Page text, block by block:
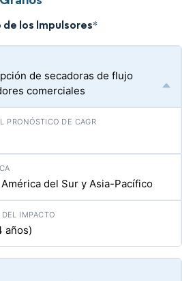
los Impulsores*
de secadoras de flujo
comerciales
del Sur y Asia-Pacífico
años)